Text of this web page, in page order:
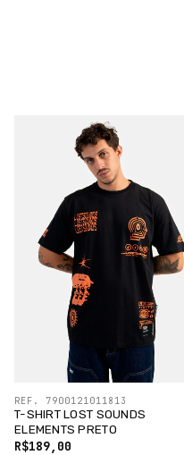
T-SHIRT LOST SOUNDS
ELEMENTS PRETO
R$189,00
REF. 7900121011813